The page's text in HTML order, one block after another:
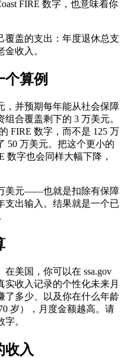
FIRE 数字，也意味着你
覆盖的支出：年度退休总支
收入。
算例
，并预期每年能从社会保障
合覆盖剩下的 3 万美元。
FIRE 数字，而不是 125 万
万美元。把这个更小的
数字也会同样大幅下降，
美元——也就是扣除有保障
出输入。结果就是一个已
美国，你可以在 ssa.gov
实收入记录的个性化未来月
了多少、以及你在什么年龄
岁），月度金额越高。请
。
收入